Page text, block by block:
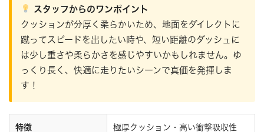
スタッフからのワンポイント
クッションが分厚く柔らかいため、地面をダイレクトに
蹴ってスピードを出したい時や、短い距離のダッシュに
は少し重さや柔らかさを感じやすいかもしれません。ゆ
っくり長く、快適に走りたいシーンで真価を発揮しま
す！
特徴 極厚クッション・高い衝撃吸収性